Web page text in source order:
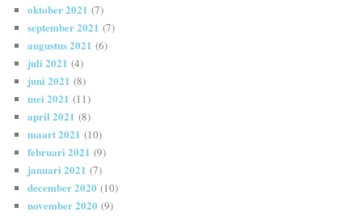
oktober 2021 (7)
september 2021 (7)
augustus 2021 (6)
juli 2021 (4)
juni 2021 (8)
mei 2021 (11)
april 2021 (8)
maart 2021 (10)
februari 2021 (9)
januari 2021 (7)
december 2020 (10)
november 2020 (9)